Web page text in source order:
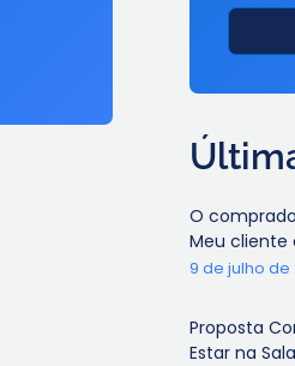
O
Meu cliente
9 de julho de
Proposta
Estar na Sala